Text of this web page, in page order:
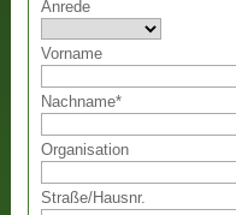
Anrede
Vorname
Nachname*
Organisation
Straße/Hausnr.